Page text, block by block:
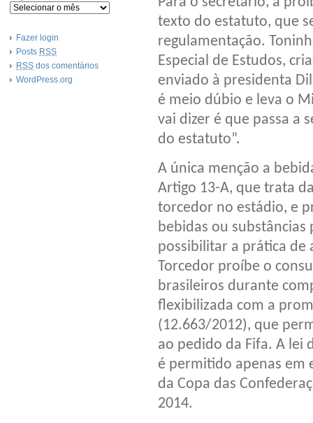
Fazer login
Posts RSS
RSS dos comentários
WordPress.org
texto do estatuto, que
regulamentação.
Especial de Estudos,
enviado à presidenta
é meio dúbio e leva o
vai dizer é que passa a
do estatuto”.
A única menção a
Artigo 13-A, que trata
torcedor no estádio, e
bebidas ou
possibilitar a prática de
Torcedor proíbe o
brasileiros durante
flexibilizada com a
(12.663/2012), que
ao pedido da Fifa. A lei
é permitido apenas em
da Copa das
2014.